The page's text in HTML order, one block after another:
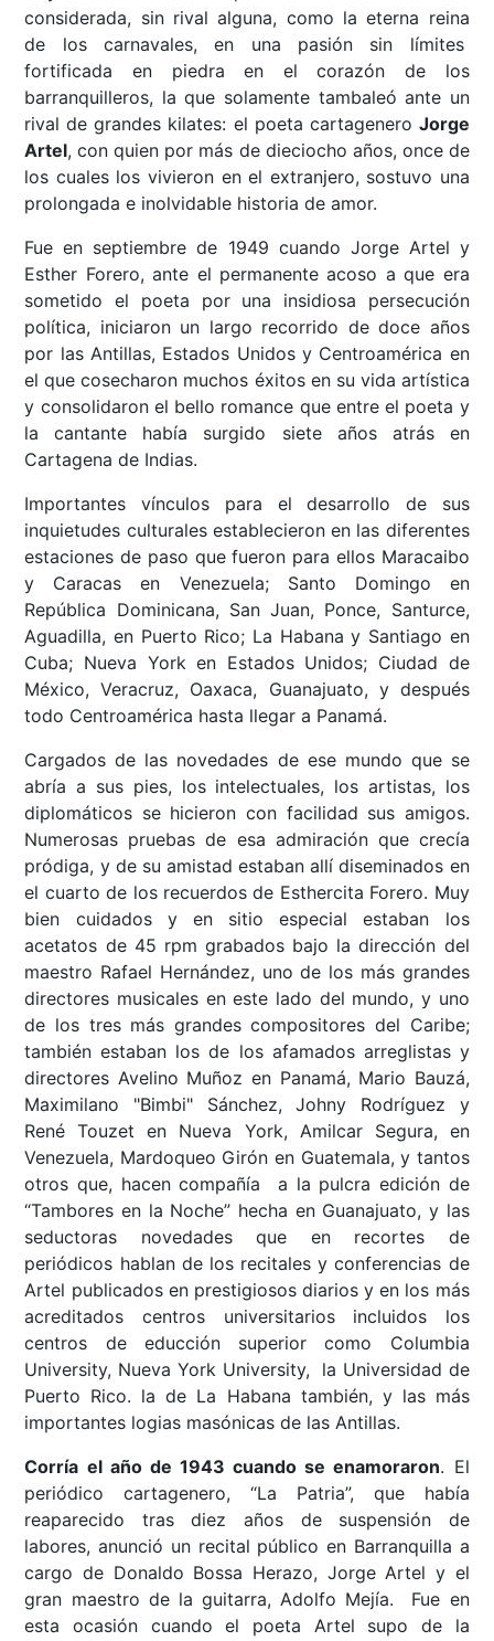
considerada, sin rival alguna, como la eterna reina
de los carnavales, en una pasión sin límites
fortificada en piedra en el corazón de los
barranquilleros, la que solamente tambaleó ante un
rival de grandes kilates: el poeta cartagenero Jorge
Artel, con quien por más de dieciocho años, once de
los cuales los vivieron en el extranjero, sostuvo una
prolongada e inolvidable historia de amor.
Fue en septiembre de 1949 cuando Jorge Artel y
Esther Forero, ante el permanente acoso a que era
sometido el poeta por una insidiosa persecución
política, iniciaron un largo recorrido de doce años
por las Antillas, Estados Unidos y Centroamérica en
el que cosecharon muchos éxitos en su vida artística
y consolidaron el bello romance que entre el poeta y
la cantante había surgido siete años atrás en
Cartagena de Indias.
Importantes vínculos para el desarrollo de sus
inquietudes culturales establecieron en las diferentes
estaciones de paso que fueron para ellos Maracaibo
y Caracas en Venezuela; Santo Domingo en
República Dominicana, San Juan, Ponce, Santurce,
Aguadilla, en Puerto Rico; La Habana y Santiago en
Cuba; Nueva York en Estados Unidos; Ciudad de
México, Veracruz, Oaxaca, Guanajuato, y después
todo Centroamérica hasta llegar a Panamá.
Cargados de las novedades de ese mundo que se
abría a sus pies, los intelectuales, los artistas, los
diplomáticos se hicieron con facilidad sus amigos.
Numerosas pruebas de esa admiración que crecía
pródiga, y de su amistad estaban allí diseminados en
el cuarto de los recuerdos de Esthercita Forero. Muy
bien cuidados y en sitio especial estaban los
acetatos de 45 rpm grabados bajo la dirección del
maestro Rafael Hernández, uno de los más grandes
directores musicales en este lado del mundo, y uno
de los tres más grandes compositores del Caribe;
también estaban los de los afamados arreglistas y
directores Avelino Muñoz en Panamá, Mario Bauzá,
Maximilano "Bimbi" Sánchez, Johny Rodríguez y
René Touzet en Nueva York, Amilcar Segura, en
Venezuela, Mardoqueo Girón en Guatemala, y tantos
otros que, hacen compañía a la pulcra edición de
“Tambores en la Noche” hecha en Guanajuato, y las
seductoras novedades que en recortes de
periódicos hablan de los recitales y conferencias de
Artel publicados en prestigiosos diarios y en los más
acreditados centros universitarios incluidos los
centros de educción superior como Columbia
University, Nueva York University, la Universidad de
Puerto Rico. la de La Habana también, y las más
importantes logias masónicas de las Antillas.
Corría el año de 1943 cuando se enamoraron. El
periódico cartagenero, “La Patria”, que había
reaparecido tras diez años de suspensión de
labores, anunció un recital público en Barranquilla a
cargo de Donaldo Bossa Herazo, Jorge Artel y el
gran maestro de la guitarra, Adolfo Mejía. Fue en
esta ocasión cuando el poeta Artel supo de la